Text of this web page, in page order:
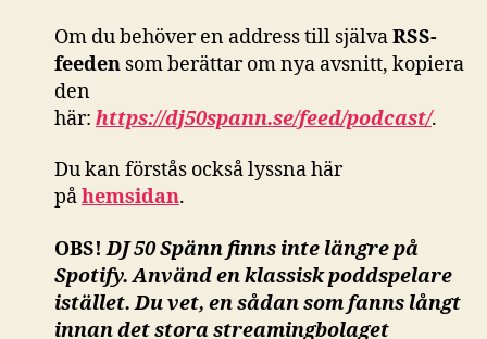
Om du behöver en address till självaRSS-
feeden som berättar om nya avsnitt, kopiera
den
här: https://dj50spann.se/feed/podcast/.
Du kan förstås ocksålyssna här
påhemsidan.
OBS!DJ 50 Spänn finns inte längre på
Spotify. Använd en klassisk poddspelare
istället. Du vet, en sådan som fanns långt
innan det stora streamingbolaget